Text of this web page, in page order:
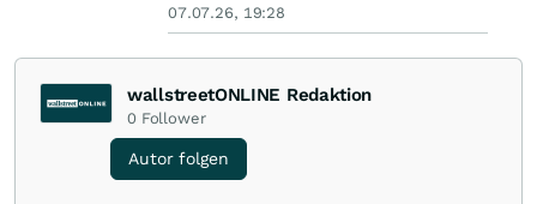
07.07.26, 19:28
wallstreetONLINE Redaktion
0 Follower
Autor folgen